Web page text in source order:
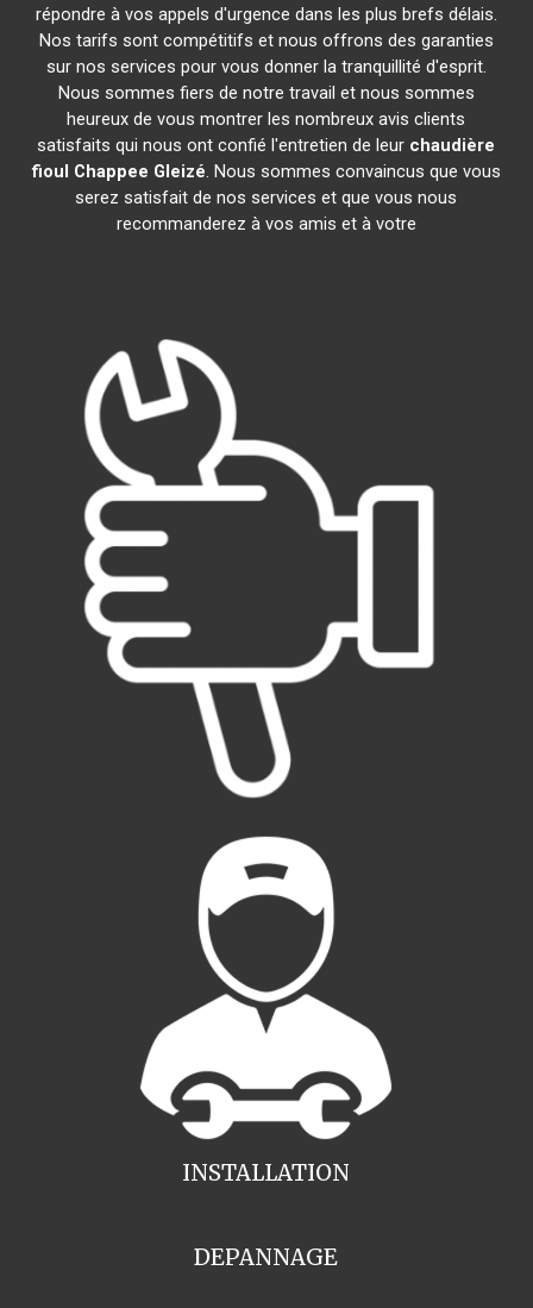
répondre à vos appels d'urgence dans les plus brefs délais.
Nos tarifs sont compétitifs et nous offrons des garanties
sur nos services pour vous donner la tranquillité d'esprit.
Nous sommes fiers de notre travail et nous sommes
heureux de vous montrer les nombreux avis clients
satisfaits qui nous ont confié l'entretien de leur chaudière
fioul Chappee Gleizé. Nous sommes convaincus que vous
serez satisfait de nos services et que vous nous
recommanderez à vos amis et à votre
INSTALLATION
DEPANNAGE